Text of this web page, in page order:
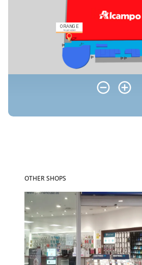
OTHER SHOPS